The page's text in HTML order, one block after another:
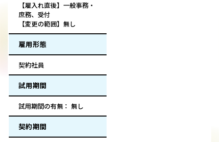
【雇入れ直後】一般事務・
庶務、受付
【変更の範囲】無し
雇用形態
契約社員
試用期間
試用期間の有無： 無し
契約期間